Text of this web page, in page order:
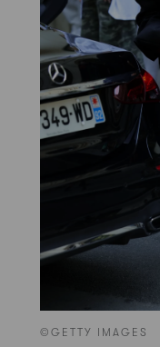
©GETTY IMAGES